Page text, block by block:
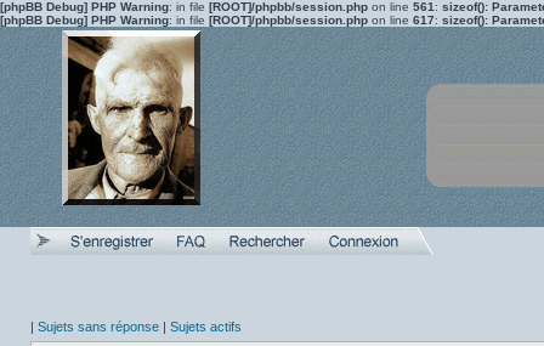
[phpBB Debug] PHP Warning: in file [ROOT]/phpbb/session.php on line 561 : sizeof():
[phpBB Debug] PHP Warning: in file [ROOT]/phpbb/session.php on line 617: sizeof():
| Sujets sans réponse | Sujets actifs